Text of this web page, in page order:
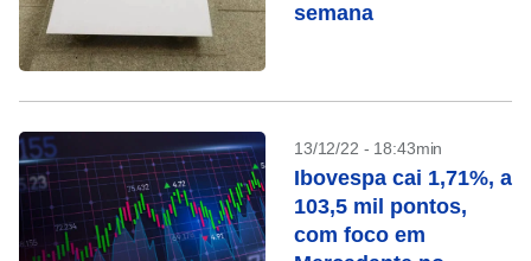
semana
13/12/22 - 18:43min
Ibovespa cai 1,71%, a
103,5 mil pontos,
com foco em